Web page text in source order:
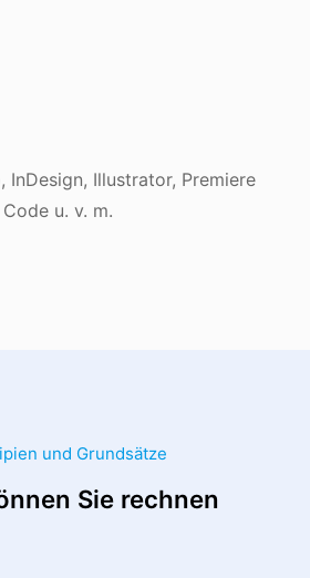
InDesign, Illustrator, Premiere
u. v. m.
und Grundsätze
Sie rechnen